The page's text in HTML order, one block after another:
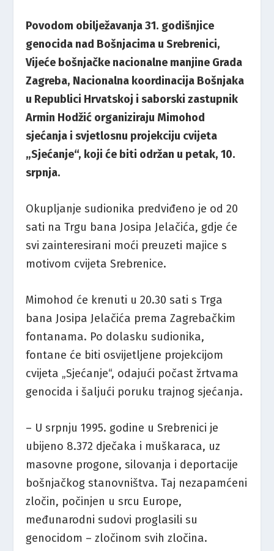
Povodom obilježavanja 31. godišnjice
genocida nad Bošnjacima u Srebrenici,
Vijeće bošnjačke nacionalne manjine Grada
Zagreba, Nacionalna koordinacija Bošnjaka
u Republici Hrvatskoj i saborski zastupnik
Armin Hodžić organiziraju Mimohod
sjećanja i svjetlosnu projekciju cvijeta
„Sjećanje“, koji će biti održan u petak, 10.
srpnja.
Okupljanje sudionika predviđeno je od 20
sati na Trgu bana Josipa Jelačića, gdje će
svi zainteresirani moći preuzeti majice s
motivom cvijeta Srebrenice.
Mimohod će krenuti u 20.30 sati s Trga
bana Josipa Jelačića prema Zagrebačkim
fontanama. Po dolasku sudionika,
fontane će biti osvijetljene projekcijom
cvijeta „Sjećanje“, odajući počast žrtvama
genocida i šaljući poruku trajnog sjećanja.
– U srpnju 1995. godine u Srebrenici je
ubijeno 8.372 dječaka i muškaraca, uz
masovne progone, silovanja i deportacije
bošnjačkog stanovništva. Taj nezapamćeni
zločin, počinjen u srcu Europe,
međunarodni sudovi proglasili su
genocidom – zločinom svih zločina.